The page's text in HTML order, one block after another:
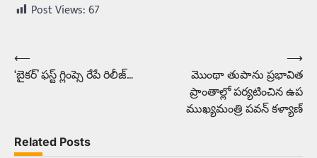
Post Views:67
Post
navigation
⟵
‘బైకర్’ ఫస్ట్ గ్లింప్సె రేపే రిలీజ్…
మొంథా తుపాను ప్రభావిత
ప్రాంతాల్లో పర్యటించిన ఉప
ముఖ్యమంత్రి పవన్ కళ్యాణ్
⟶
Related Posts